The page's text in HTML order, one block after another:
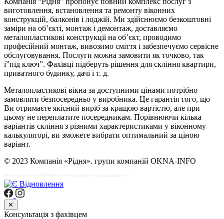
виготовлення, встановлення та ремонту віконних
конструкцій, балконів і лоджій. Ми здійснюємо безкоштовні
заміри на об’єкті, монтаж і демонтаж, доставляємо
металопластикові конструкції на об’єкт, проводимо
професійний монтаж, вивозимо сміття і забезпечуємо сервісне
обслуговування. Послуги можна замовити як точково, так
і”під ключ”. Фахівці підберуть рішення для скління квартири,
приватного будинку, дачі і т. д.
Металопластикові вікна за доступними цінами потрібно
замовляти безпосередньо у виробника. Це гарантія того, що
Ви отримаєте якісний виріб за кращою вартістю, але при
цьому не переплатите посередникам. Порівнюючи кілька
варіантів скління з різними характеристиками у віконному
калькуляторі, ви зможете вибрати оптимальний за ціною
варіант.
© 2023 Компанія «Рідня». групи компаній OKNA-INFO
Terms of Service
✕
Консультація з фахівцем